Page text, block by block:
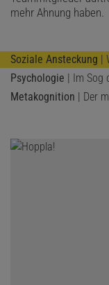
mehr Ahnung haben.
Soziale Ansteckung |
Psychologie | Im Sog
Metakognition | Der